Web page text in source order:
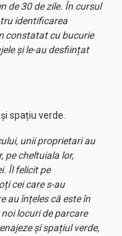
de 30 de zile. În cursul
identificarea
constatat cu bucurie
și le-au desființat
spațiu verde.
unii proprietari au
pe cheltuiala lor,
Îl felicit pe
cei care s-au
au înțeles că este în
locuri de parcare
și spațiul verde,